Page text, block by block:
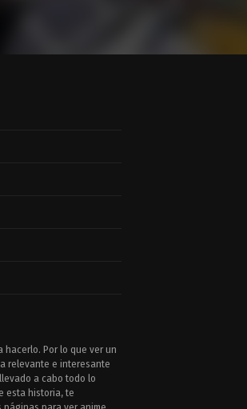
Por lo que ver un
relevante e interesante
a cabo todo lo
esta historia, te